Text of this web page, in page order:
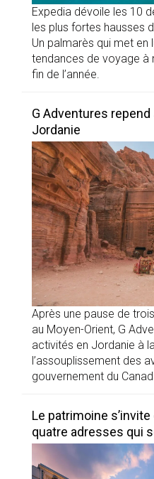
Expedia dévoile les 10
les plus fortes hausses
Un palmarès qui met en
tendances de voyage à
fin de l’année.
G Adventures
Jordanie
Après une pause de
au Moyen-Orient, G
activités en Jordanie à
l’assouplissement des
gouvernement du
Le patrimoine s’invite
quatre adresses qui